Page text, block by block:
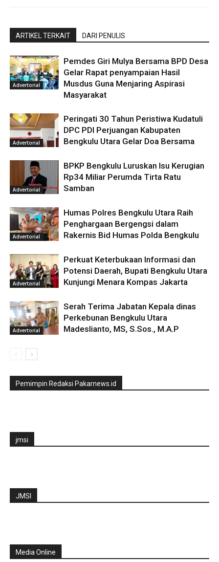
ARTIKEL TERKAIT DARI PENULIS
Advertorial
Pemdes Giri Mulya Bersama BPD Desa
Gelar Rapat penyampaian Hasil
Musdus Guna Menjaring Aspirasi
Masyarakat
Advertorial
Peringati 30 Tahun Peristiwa Kudatuli
DPC PDI Perjuangan Kabupaten
Bengkulu Utara Gelar Doa Bersama
Advertorial
BPKP Bengkulu Luruskan Isu Kerugian
Rp34 Miliar Perumda Tirta Ratu
Samban
Advertorial
Humas Polres Bengkulu Utara Raih
Penghargaan Bergengsi dalam
Rakernis Bid Humas Polda Bengkulu
Advertorial
Perkuat Keterbukaan Informasi dan
Potensi Daerah, Bupati Bengkulu Utara
Kunjungi Menara Kompas Jakarta
Advertorial
Serah Terima Jabatan Kepala dinas
Perkebunan Bengkulu Utara
Madeslianto, MS, S.Sos., M.A.P
Pemimpin Redaksi Pakarnews.id
jmsi
JMSI
Media Online